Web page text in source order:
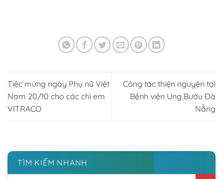
Tiệc mừng ngày Phụ nữ Việt
Nam 20/10 cho các chị em
VITRACO
Công tác thiện nguyện tại
Bệnh viện Ung Bướu Đà
Nẵng
TÌM KIẾM NHANH